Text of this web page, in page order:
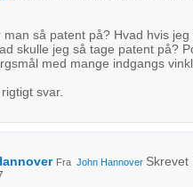
man så patent på? Hvad hvis
skulle jeg så tage patent på?
med mange indgangs
svar.
Fra John Hannover Skrevet